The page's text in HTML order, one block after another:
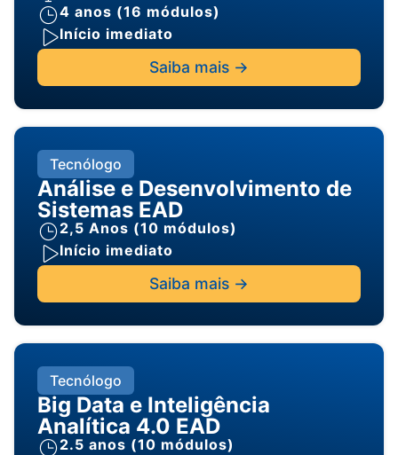
4 anos (16 módulos)
Início imediato
Saiba mais ->
Tecnólogo
Análise e Desenvolvimento de
Sistemas EAD
2,5 Anos (10 módulos)
Início imediato
Saiba mais ->
Tecnólogo
Big Data e Inteligência
Analítica 4.0 EAD
2.5 anos (10 módulos)